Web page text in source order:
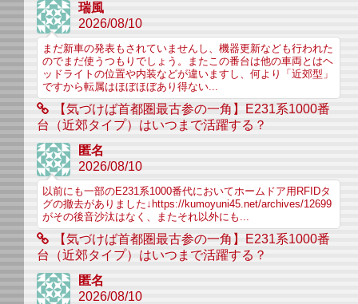
瑞風
2026/08/10
まだ新車の発表もされていませんし、機器更新なども行われた
のでまだ使うつもりでしょう。またこの番台は他の車両とはヘ
ッドライトの位置や内装などが違いますし、何より「近郊型」
ですから転属はほぼほぼあり得ない...
【気づけば首都圏最古参の一角】E231系1000番
台（近郊タイプ）はいつまで活躍する？
匿名
2026/08/10
以前にも一部のE231系1000番代においてホームドア用RFIDタ
グの撤去がありました↓https://kumoyuni45.net/archives/12699
がその後音沙汰はなく、またそれ以外にも...
【気づけば首都圏最古参の一角】E231系1000番
台（近郊タイプ）はいつまで活躍する？
匿名
2026/08/10